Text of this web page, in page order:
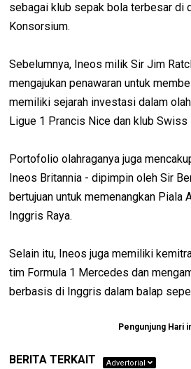
sebagai klub sepak bola terbesar di
Konsorsium.
Sebelumnya, Ineos milik Sir Jim
mengajukan penawaran untuk
memiliki sejarah investasi dalam
Ligue 1 Prancis Nice dan klub Swiss
Portofolio olahraganya juga
Ineos Britannia - dipimpin oleh Sir
bertujuan untuk memenangkan Piala
Inggris Raya.
Selain itu, Ineos juga memiliki
tim Formula 1 Mercedes dan
berbasis di Inggris dalam balap
Pengunjung Hari
BERITA TERKAIT Advertorial